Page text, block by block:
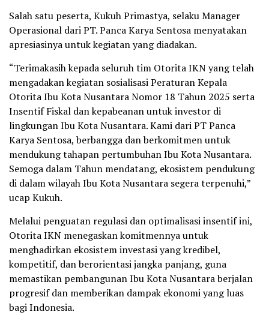
Salah satu peserta, Kukuh Primastya, selaku Manager
Operasional dari PT. Panca Karya Sentosa menyatakan
apresiasinya untuk kegiatan yang diadakan.
“Terimakasih kepada seluruh tim Otorita IKN yang telah
mengadakan kegiatan sosialisasi Peraturan Kepala
Otorita Ibu Kota Nusantara Nomor 18 Tahun 2025 serta
Insentif Fiskal dan kepabeanan untuk investor di
lingkungan Ibu Kota Nusantara. Kami dari PT Panca
Karya Sentosa, berbangga dan berkomitmen untuk
mendukung tahapan pertumbuhan Ibu Kota Nusantara.
Semoga dalam Tahun mendatang, ekosistem pendukung
di dalam wilayah Ibu Kota Nusantara segera terpenuhi,”
ucap Kukuh.
Melalui penguatan regulasi dan optimalisasi insentif ini,
Otorita IKN menegaskan komitmennya untuk
menghadirkan ekosistem investasi yang kredibel,
kompetitif, dan berorientasi jangka panjang, guna
memastikan pembangunan Ibu Kota Nusantara berjalan
progresif dan memberikan dampak ekonomi yang luas
bagi Indonesia.